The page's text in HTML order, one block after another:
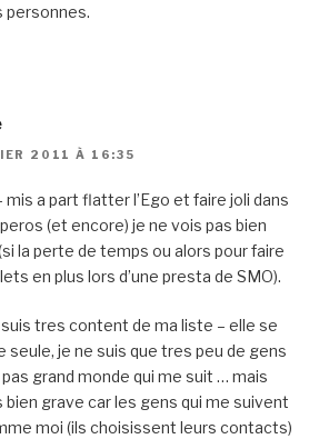
personnes.
2011 À 16:35
mis a part flatter l’Ego et faire joli dans
(et encore) je ne vois pas bien
la perte de temps ou alors pour faire
en plus lors d’une presta de SMO).
tres content de ma liste – elle se
seule, je ne suis que tres peu de gens
pas grand monde qui me suit … mais
bien grave car les gens qui me suivent
moi (ils choisissent leurs contacts)